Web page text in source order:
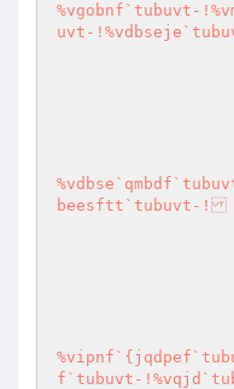
%vgobnf`tubuvt-
uvt-
beesftt`tubuvt-!
f`tubuvt-